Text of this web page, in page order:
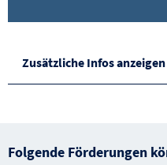
Zusätzliche Infos anzeigen
Folgende Förderungen